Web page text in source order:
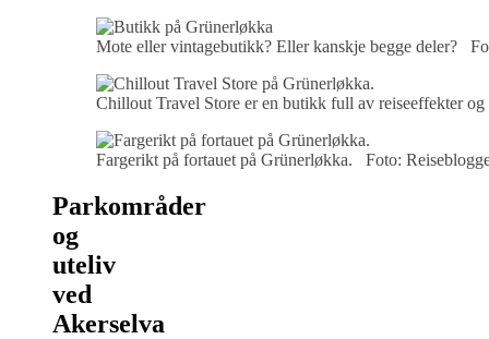
Mote eller vintagebutikk? Eller kanskje begge deler?
Chillout Travel Store er en butikk full av reiseeffekter
Fargerikt på fortauet på Grünerløkka. Foto:
Parkområder
og
uteliv
ved
Akerselva